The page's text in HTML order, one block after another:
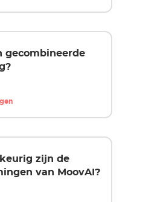
gecombineerde
zijn de
van MoovAI?